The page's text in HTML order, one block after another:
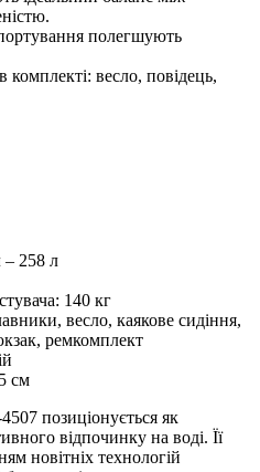
полегшують
комплекті: весло, повідець,
– 258 л
140 кг
весло, каякове сидіння,
ремкомплект
см
позиціонується як
відпочинку на воді. Її
новітніх технологій